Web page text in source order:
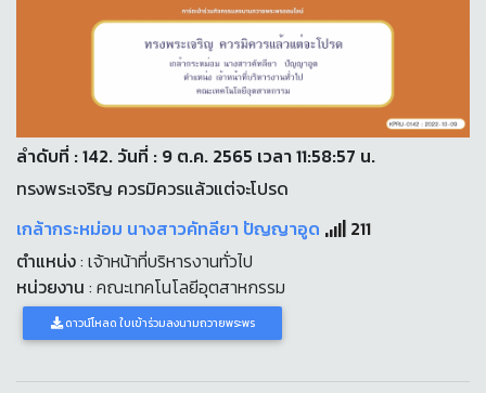
ลำดับที่ : 142. วันที่ : 9 ต.ค. 2565 เวลา 11:58:57 น.
ทรงพระเจริญ ควรมิควรแล้วแต่จะโปรด
เกล้ากระหม่อม นางสาวคัทลียา ปัญญาอูด
211
ตำแหน่ง: เจ้าหน้าที่บริหารงานทั่วไป
หน่วยงาน : คณะเทคโนโลยีอุตสาหกรรม
ดาวน์โหลด ใบเข้าร่วมลงนามถวายพระพร